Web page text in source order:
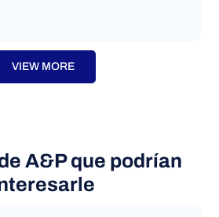
VIEW MORE
A&P que podrían